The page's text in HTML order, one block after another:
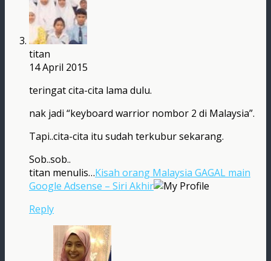
titan
14 April 2015
teringat cita-cita lama dulu.
nak jadi “keyboard warrior nombor 2 di Malaysia”.
Tapi..cita-cita itu sudah terkubur sekarang.
Sob..sob..
titan menulis…Kisah orang Malaysia GAGAL main
Google Adsense – Siri Akhir
Reply